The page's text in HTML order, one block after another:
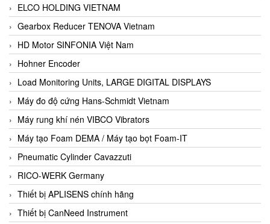
ELCO HOLDING VIETNAM
Gearbox Reducer TENOVA Vietnam
HD Motor SINFONIA Việt Nam
Hohner Encoder
Load Monitoring Units, LARGE DIGITAL DISPLAYS
Máy đo độ cứng Hans-Schmidt Vietnam
Máy rung khí nén VIBCO Vibrators
Máy tạo Foam DEMA / Máy tạo bọt Foam-IT
Pneumatic Cylinder Cavazzuti
RICO-WERK Germany
Thiết bị APLISENS chính hãng
Thiết bị CanNeed Instrument